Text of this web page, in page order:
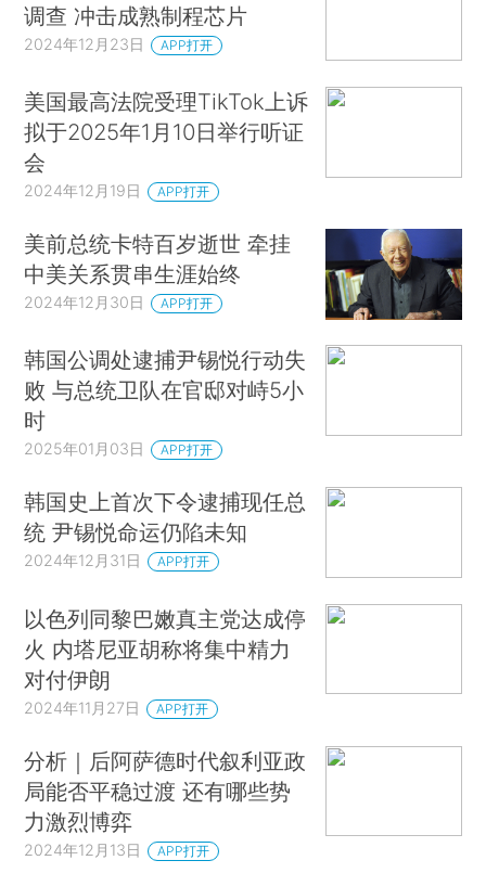
调查 冲击成熟制程芯片
2024年12月23日 APP打开
美国最高法院受理TikTok上诉
拟于2025年1月10日举行听证
会
2024年12月19日 APP打开
美前总统卡特百岁逝世 牵挂
中美关系贯串生涯始终
2024年12月30日 APP打开
韩国公调处逮捕尹锡悦行动失
败 与总统卫队在官邸对峙5小
时
2025年01月03日 APP打开
韩国史上首次下令逮捕现任总
统 尹锡悦命运仍陷未知
2024年12月31日 APP打开
以色列同黎巴嫩真主党达成停
火 内塔尼亚胡称将集中精力
对付伊朗
2024年11月27日 APP打开
分析｜后阿萨德时代叙利亚政
局能否平稳过渡 还有哪些势
力激烈博弈
2024年12月13日 APP打开